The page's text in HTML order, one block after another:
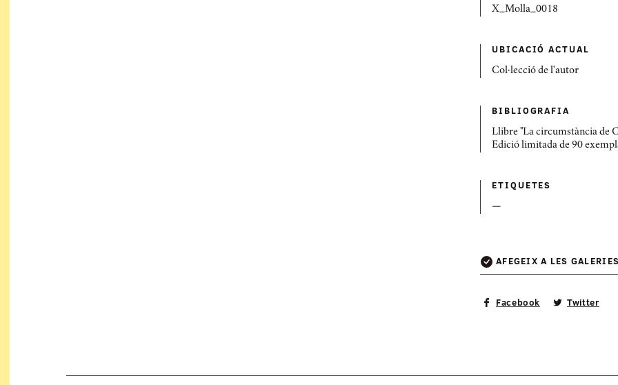
X_Molla_0018
UBICACIÓ ACTUAL
Col·lecció de l'autor
BIBLIOGRAFIA
Llibre "La circumstància de
Edició limitada de 90
ETIQUETES
—
AFEGEIX A LES
Facebook Twitter